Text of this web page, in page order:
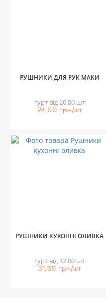
РУШНИКИ ДЛЯ РУК МАКИ
гурт від 20.00 шт
24,00 грн/шт
РУШНИКИ КУХОННІ ОЛИВКА
гурт від 12.00 шт
31,50 грн/шт